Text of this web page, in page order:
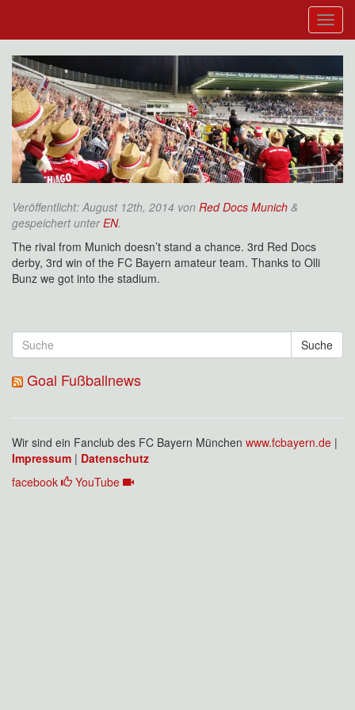
Veröffentlicht: August 12th, 2014 von Red Docs Munich &
gespeichert unterEN.
The rival from Munich doesn’t stand a chance. 3rd Red Docs
derby, 3rd win of the FC Bayern amateur team. Thanks to Olli
Bunz we got into the stadium.
Suche
Goal Fußballnews
Wir sind ein Fanclub des FC Bayern München www.fcbayern.de |
Impressum | Datenschutz
facebook
YouTube